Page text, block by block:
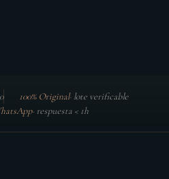
100% Original· lote verificable
· respuesta < 1h